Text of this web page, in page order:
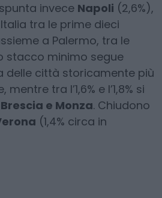
invece Napoli (2,6%),
tra le prime dieci
a Palermo, tra le
stacco minimo segue
delle città storicamente più
tra l’1,6% e l’1,8% si
e Monza. Chiudono
(1,4% circa in